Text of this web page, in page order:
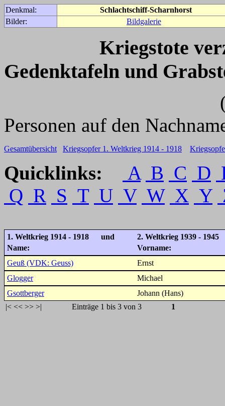
Denkmal:
Schlachtschiff-Scharnhorst
Bilder:
Bildgalerie
Kriegstote
Gedenktafeln und
(Für weitere
Personen auf den
Gesamtübersicht Kriegsopfer 1. Weltkrieg 1914 - 1918
Quicklinks: A B C D
Q R S T U V W X Y
1. Weltkrieg 1914 - 1918 und
2. Weltkrieg 1939 - 1945
Name:
Vorname:
Geuß (VDK: Geuss)
Ernst
Glogger
Michael
Gsottberger
Johann (Hans)
|< << >> >| Einträge 1 bis 3 von 3 1